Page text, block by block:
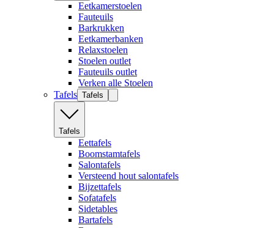
Eetkamerstoelen
Fauteuils
Barkrukken
Eetkamerbanken
Relaxstoelen
Stoelen outlet
Fauteuils outlet
Verken alle Stoelen
Tafels Tafels
Tafels
Eettafels
Boomstamtafels
Salontafels
Versteend hout salontafels
Bijzettafels
Sofatafels
Sidetables
Bartafels